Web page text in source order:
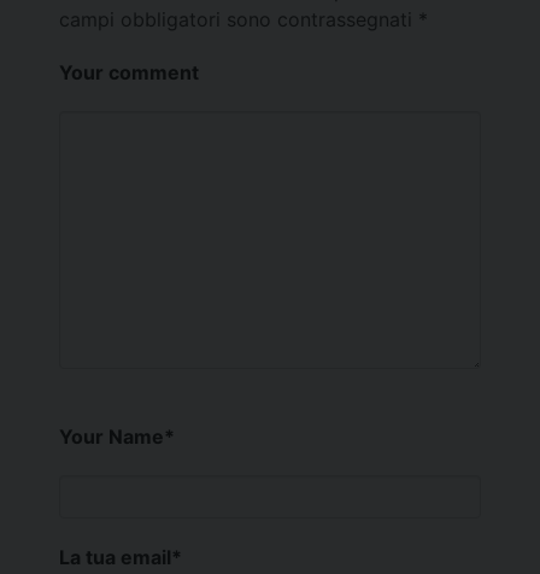
campi obbligatori sono contrassegnati *
Your comment
Your Name*
La tua email*